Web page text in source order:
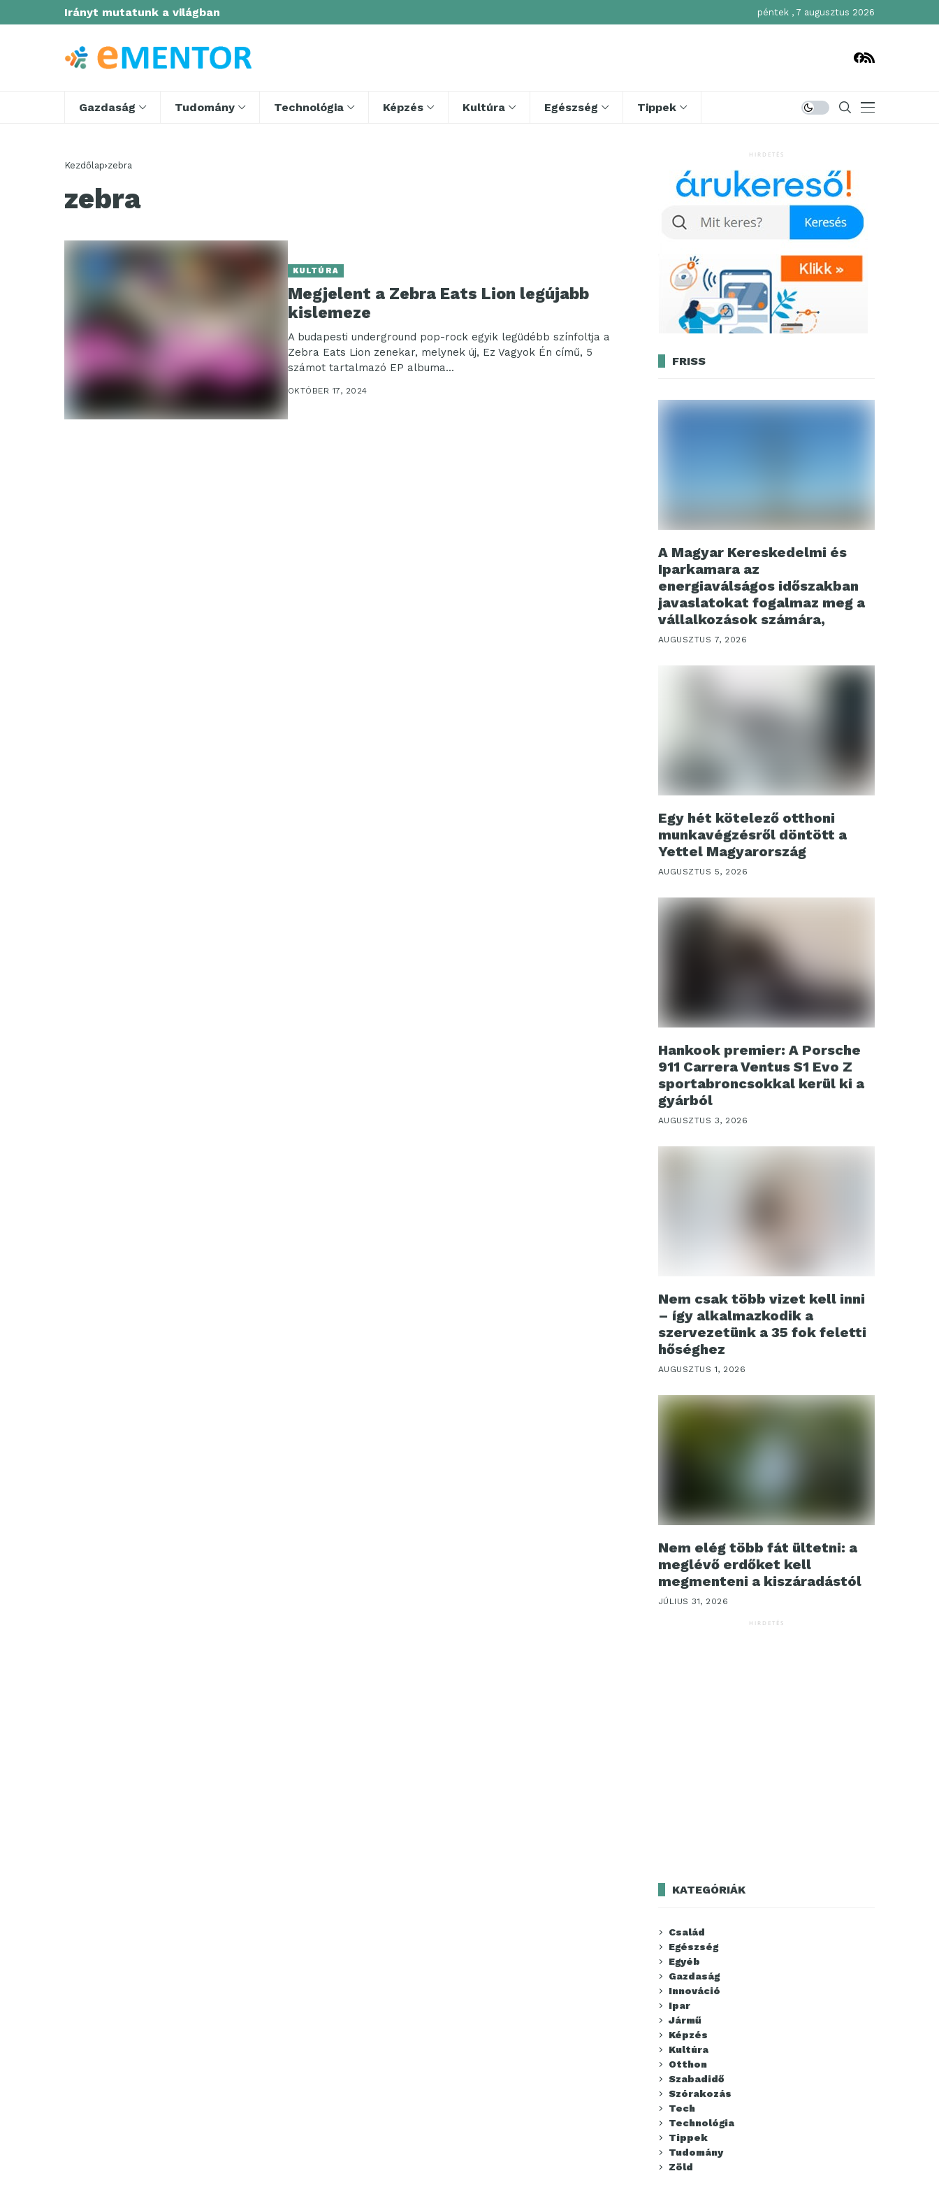
Irányt mutatunk a világban péntek , 7 augusztus 2026
Gazdaság Tudomány Technológia Képzés Kultúra Egészség Tippek
Kezdőlap zebra
zebra
KULTÚRA
Megjelent a Zebra Eats Lion legújabb
kislemeze
A budapesti underground pop-rock egyik legüdébb színfoltja a
Zebra Eats Lion zenekar, melynek új, Ez Vagyok Én című, 5
számot tartalmazó EP albuma...
OKTÓBER 17, 2024
HIRDETÉS
FRISS
A Magyar Kereskedelmi és
Iparkamara az
energiaválságos időszakban
javaslatokat fogalmaz meg a
vállalkozások számára,
AUGUSZTUS 7, 2026
Egy hét kötelező otthoni
munkavégzésről döntött a
Yettel Magyarország
AUGUSZTUS 5, 2026
Hankook premier: A Porsche
911 Carrera Ventus S1 Evo Z
sportabroncsokkal kerül ki a
gyárból
AUGUSZTUS 3, 2026
Nem csak több vizet kell inni
– így alkalmazkodik a
szervezetünk a 35 fok feletti
hőséghez
AUGUSZTUS 1, 2026
Nem elég több fát ültetni: a
meglévő erdőket kell
megmenteni a kiszáradástól
JÚLIUS 31, 2026
HIRDETÉS
KATEGÓRIÁK
Család
Egészség
Egyéb
Gazdaság
Innováció
Ipar
Jármű
Képzés
Kultúra
Otthon
Szabadidő
Szórakozás
Tech
Technológia
Tippek
Tudomány
Zöld